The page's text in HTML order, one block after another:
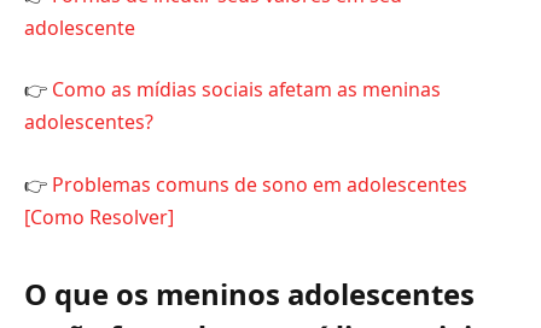
adolescente
👉 Como as mídias sociais afetam as meninas
adolescentes?
👉 Problemas comuns de sono em adolescentes
[Como Resolver]
O que os meninos adolescentes